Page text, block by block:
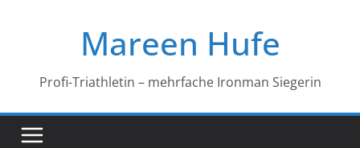
Mareen Hufe
Profi-Triathletin – mehrfache Ironman Siegerin